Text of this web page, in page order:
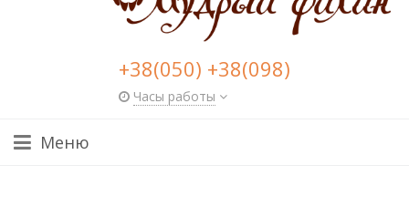
+38(050) +38(098)
Часы работы
Меню